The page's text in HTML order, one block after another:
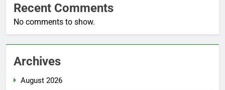
Recent Comments
No comments to show.
Archives
August 2026